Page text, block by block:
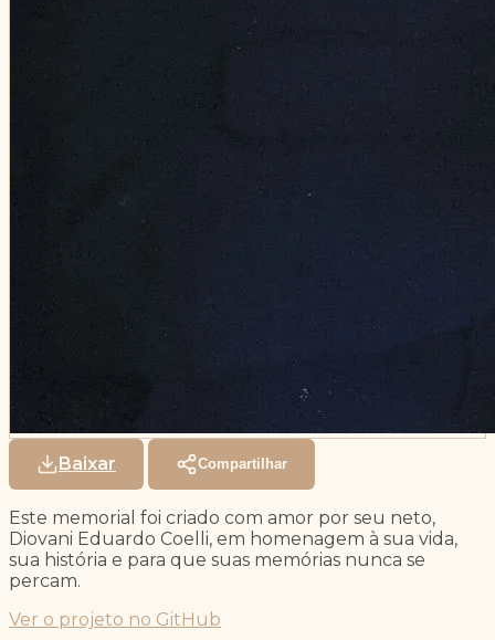
Baixar Compartilhar
Este memorial foi criado com amor por seu neto,
Diovani Eduardo Coelli, em homenagem à sua vida,
sua história e para que suas memórias nunca se
percam.
Ver o projeto no GitHub